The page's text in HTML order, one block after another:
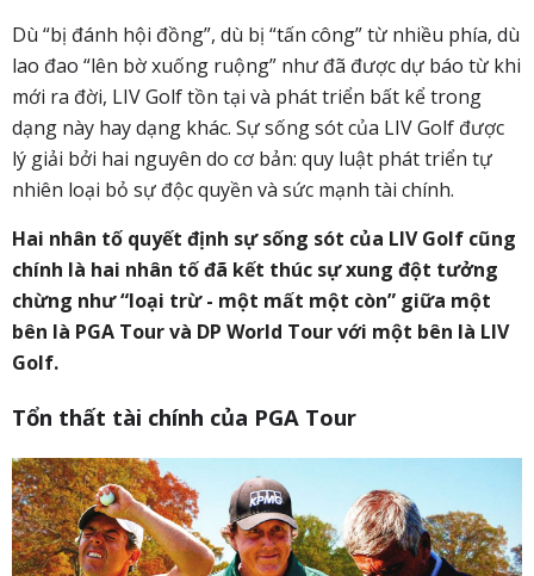
Dù “bị đánh hội đồng”, dù bị “tấn công” từ nhiều phía, dù
lao đao “lên bờ xuống ruộng” như đã được dự báo từ khi
mới ra đời, LIV Golf tồn tại và phát triển bất kể trong
dạng này hay dạng khác. Sự sống sót của LIV Golf được
lý giải bởi hai nguyên do cơ bản: quy luật phát triển tự
nhiên loại bỏ sự độc quyền và sức mạnh tài chính.
Hai nhân tố quyết định sự sống sót của LIV Golf cũng
chính là hai nhân tố đã kết thúc sự xung đột tưởng
chừng như “loại trừ - một mất một còn” giữa một
bên là PGA Tour và DP World Tour với một bên là LIV
Golf.
Tổn thất tài chính của PGA Tour